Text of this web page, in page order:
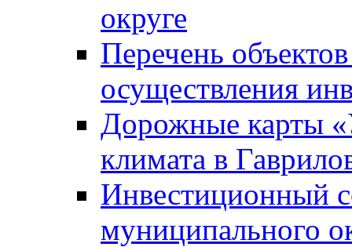
округе
Перечень
осуществления
Дорожные карты
климата в
Инвестиционный
муниципального